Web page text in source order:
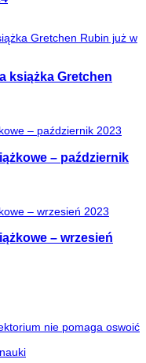
książka Gretchen
– październik
– wrzesień
nie pomaga oswoić